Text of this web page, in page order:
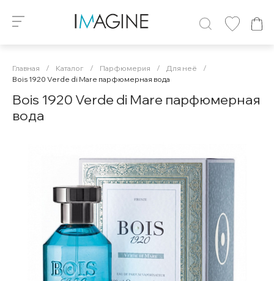
Главная / Каталог / Парфюмерия / Для неё
/
Bois 1920 Verde di Mare парфюмерная вода
Bois 1920 Verde di Mare парфюмерная
вода